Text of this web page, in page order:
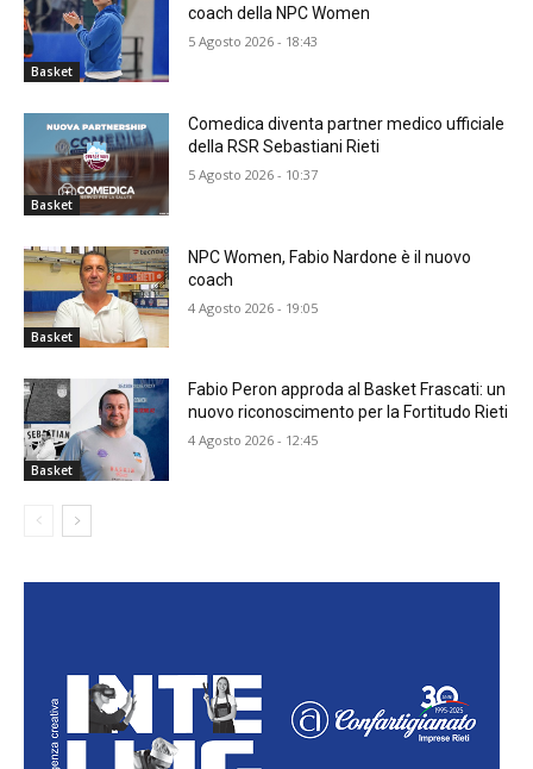
Basket
coach della NPC Women
5 Agosto 2026 - 18:43
Basket
Comedica diventa partner medico ufficiale
della RSR Sebastiani Rieti
5 Agosto 2026 - 10:37
Basket
NPC Women, Fabio Nardone è il nuovo
coach
4 Agosto 2026 - 19:05
Basket
Fabio Peron approda al Basket Frascati: un
nuovo riconoscimento per la Fortitudo Rieti
4 Agosto 2026 - 12:45